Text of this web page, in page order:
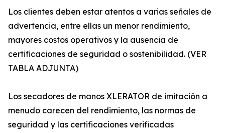
Los clientes deben estar atentos a varias señales de
advertencia, entre ellas un menor rendimiento,
mayores costos operativos y la ausencia de
certificaciones de seguridad o sostenibilidad. (VER
TABLA ADJUNTA)
Los secadores de manos XLERATOR de imitación a
menudo carecen del rendimiento, las normas de
seguridad y las certificaciones verificadas